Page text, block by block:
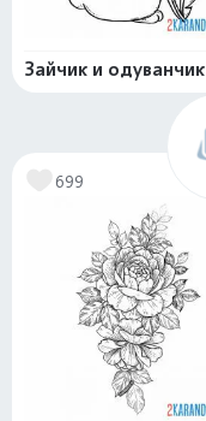
Зайчик и одуванчик
699